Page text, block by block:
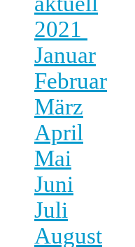
2021
Januar
Februar
März
April
Mai
Juni
Juli
August